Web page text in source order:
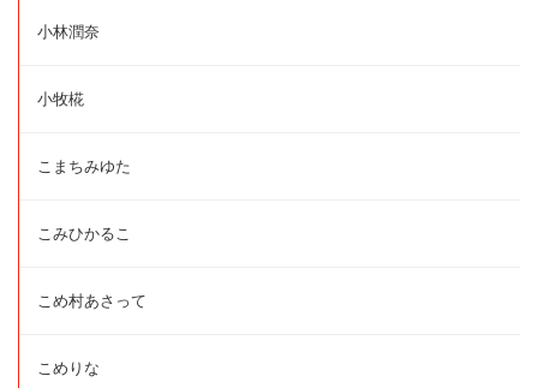
小林潤奈
小牧椛
こまちみゆた
こみひかるこ
こめ村あさって
こめりな